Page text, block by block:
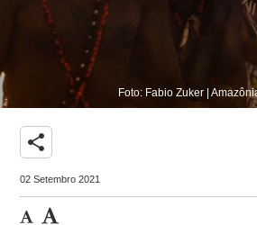
Foto: Fabio Zuker |
share
02 Setembro 2021